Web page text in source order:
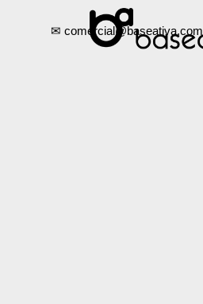
✉ comercial@baseativa.com